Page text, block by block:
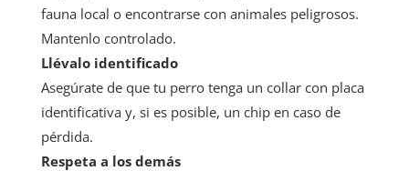
fauna local o encontrarse con animales peligrosos.
Mantenlo controlado.
Llévalo identificado
Asegúrate de que tu perro tenga un collar con placa
identificativa y, si es posible, un chip en caso de
pérdida.
Respeta a los demás